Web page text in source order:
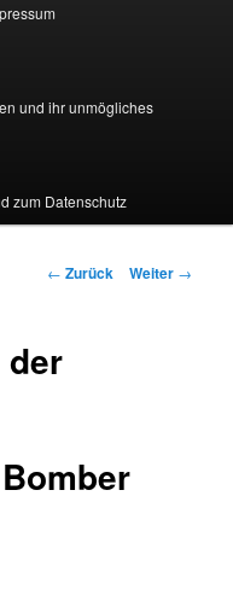
und ihr unmögliches
zum Datenschutz
Beitragsnavigation
← Zurück Weiter →
der